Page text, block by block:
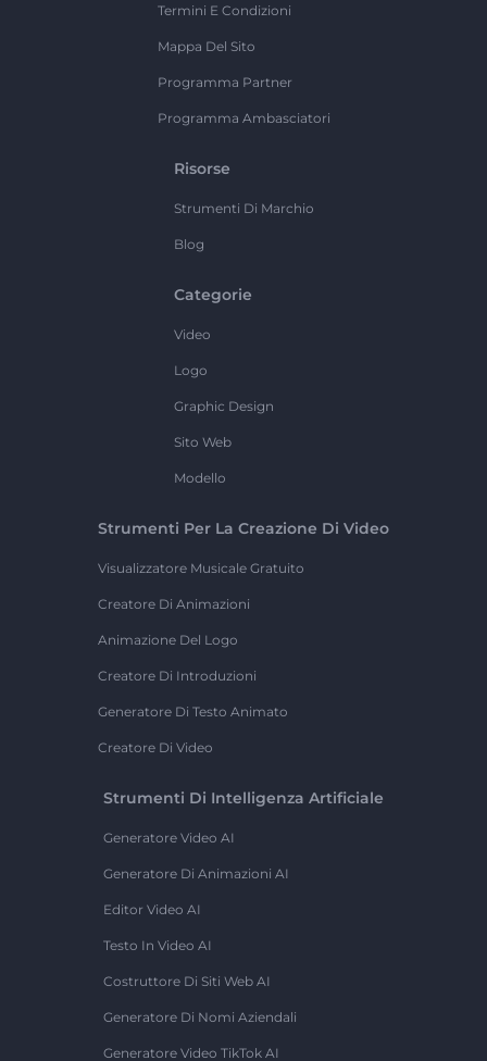
Termini E Condizioni
Mappa Del Sito
Programma Partner
Programma Ambasciatori
Risorse
Strumenti Di Marchio
Blog
Categorie
Video
Logo
Graphic Design
Sito Web
Modello
Strumenti Per La Creazione Di Video
Visualizzatore Musicale Gratuito
Creatore Di Animazioni
Animazione Del Logo
Creatore Di Introduzioni
Generatore Di Testo Animato
Creatore Di Video
Strumenti Di Intelligenza Artificiale
Generatore Video AI
Generatore Di Animazioni AI
Editor Video AI
Testo In Video AI
Costruttore Di Siti Web AI
Generatore Di Nomi Aziendali
Generatore Video TikTok AI